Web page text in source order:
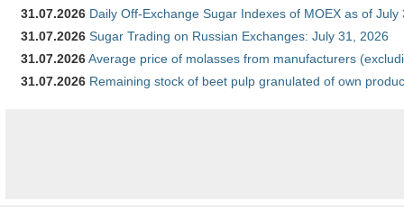
31.07.2026 Daily Off-Exchange Sugar Indexes of MOEX as of July
31.07.2026 Sugar Trading on Russian Exchanges: July 31, 2026
31.07.2026Average price of molasses from manufacturers
31.07.2026 Remaining stock of beet pulp granulated of own